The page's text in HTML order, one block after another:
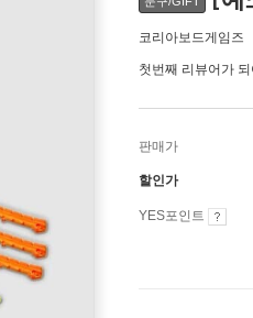
코리아보드게임즈
첫번째 리뷰어가
판매가
할인가
YES포인트